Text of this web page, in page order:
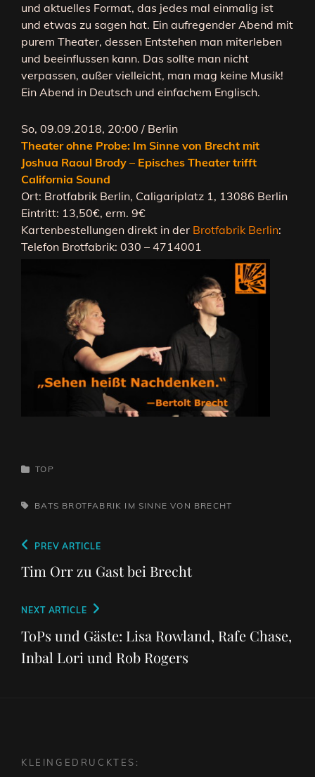
und aktuelles Format, das jedes mal einmalig ist
und etwas zu sagen hat. Ein aufregender Abend mit
purem Theater, dessen Entstehen man miterleben
und beeinflussen kann. Das sollte man nicht
verpassen, außer vielleicht, man mag keine Musik!
Ein Abend in Deutsch und einfachem Englisch.
So, 09.09.2018, 20:00 / Berlin
Theater ohne Probe: Im Sinne von Brecht mit
Joshua Raoul Brody – Episches Theater trifft
California Sound
Ort: Brotfabrik Berlin, Caligariplatz 1, 13086 Berlin
Eintritt: 13,50€, erm. 9€
Kartenbestellungen direkt in der Brotfabrik Berlin:
Telefon Brotfabrik: 030 – 4714001
CATEGORIES
TOP
TAGS,
BATS BROTFABRIK IM SINNE VON BRECHT
Beitragsnavigation
Previous
Post
PREV ARTICLE
Tim Orr zu Gast bei Brecht
Next
Post
NEXT ARTICLE
ToPs und Gäste: Lisa Rowland, Rafe Chase,
Inbal Lori und Rob Rogers
KLEINGEDRUCKTES: